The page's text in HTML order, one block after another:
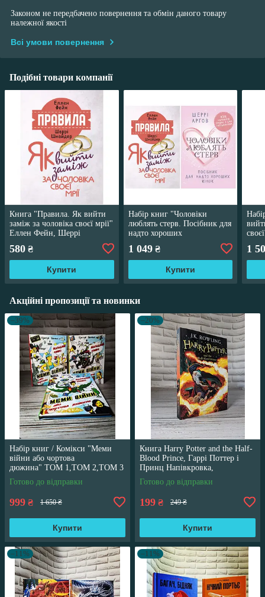
Законом не передбачено повернення та обмін даного товару
належної якості
Всі умови повернення
Подібні товари компанії
Книга "Правила. Як вийти
заміж за чоловіка своєї мрії"
Еллен Фейн, Шеррі
580 ₴
Купити
Набір книг "Чоловіки
люблять стерв. Посібник для
надто хороших
жінок","Правила. Як вийти
заміж за чоловіка"
1 049₴
Купити
1
Акційні пропозиції та новинки
–39%
Набір книг / Комікси "Меми
війни або чортова
дюжина" ТОМ 1,ТОМ 2,ТОМ 3
Трегуб Ганна
Готово до відправки
999 ₴ 1 650 ₴
Купити
–20%
Книга Harry Potter and the Half-
Blood Prince, Гаррі Поттер і
Принц Напівкровка,
англійською мовою
Готово до відправки
199 ₴ 249 ₴
Купити
–11% –11%